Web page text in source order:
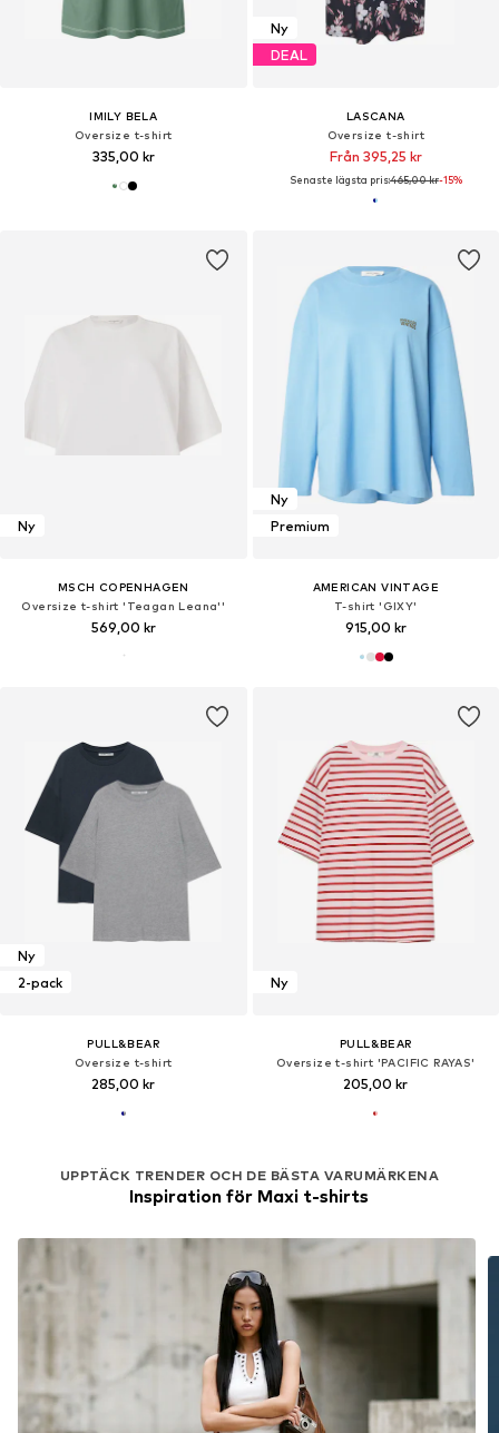
IMILY BELA
Oversize t-shirt
335,00 kr
Ny
DEAL
LASCANA
Oversize t-shirt
Från 395,25 kr
Senaste lägsta pris:465,00 kr-15%
Ny
MSCH COPENHAGEN
Oversize t-shirt 'Teagan Leana''
569,00 kr
Ny
Premium
AMERICAN VINTAGE
T-shirt 'GIXY'
915,00 kr
Ny
2-pack
PULL&BEAR
Oversize t-shirt
285,00 kr
Ny
PULL&BEAR
Oversize t-shirt 'PACIFIC RAYAS'
205,00 kr
UPPTÄCK TRENDER OCH DE BÄSTA VARUMÄRKENA
Inspiration för Maxi t-shirts